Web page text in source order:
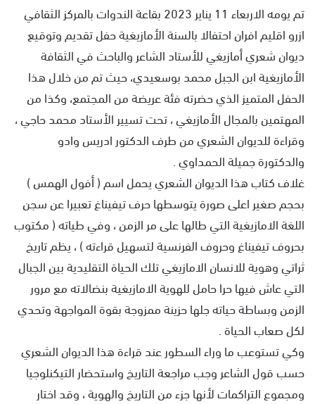
تم يومه الاربعاء 11 يناير 2023 بقاعة الندوات بالمركز الثقافي
ازرو اقليم افران احتفالا بالسنة الأمازيغية حفل تقديم وتوقيع
ديوان شعري أمازيغي للأستاد الشاعر والباحث في الثقافة
الأمازيغية ابن الجبل محمد بوسعيدي، حيث تم من خلال هذا
الحفل المتميز الذي حضرته فئة عريضة من المجتمع، وكذا من
المهتمين بالمجال الأمازيغي ، تحت تسيير الأستاد محمد حاجي ،
وقراءة للديوان الشعري من طرف الدكتور ادريس وادو
والدكتورة جميلة الحمداوي .
غلاف كتاب هذا الديوان الشعري يحمل اسم ( أفول الهمس )
بحجم صغير اعلى صورة يتوسطها حرف تيفيناغ تعبيرا عن سجن
اللغة الامازيغية التي طالها على مر الزمن ، وفي طياته ( مكتوب
بحروف تيفيناغ وحروف الفرنسية لتسهيل قراءته ) ، يظم تاريخ
ثراتي وهوية للانسان الامازيغي تلك الحياة التقليدية بين الجبال
التي عاش فيها حرا حامل للهوية الامازيغية بنضالاته مع مرور
الزمن وبساطة حياته جلها حزينة ممزوجة بقوة المواجهة وتحدي
لكل صعاب الحياة .
وكي تستوعب ما وراء السطور عند قراءة هذا الديوان الشعري
حسب قول الشاعر وجب مراجعة التاريخ واستحضار التيكنلوجيا
ومجموع التراكمات لأنها جزء من التاريخ والهوية ، وقد اختار